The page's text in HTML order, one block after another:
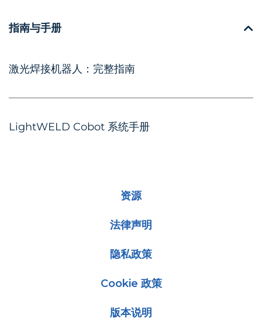
指南与手册
激光焊接机器人：完整指南
LightWELD Cobot 系统手册
资源
法律声明
隐私政策
Cookie 政策
版本说明